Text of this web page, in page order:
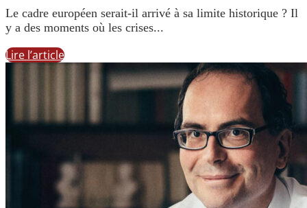
Le cadre européen serait-il arrivé à sa limite historique ? Il
y a des moments où les crises...
Lire l’article